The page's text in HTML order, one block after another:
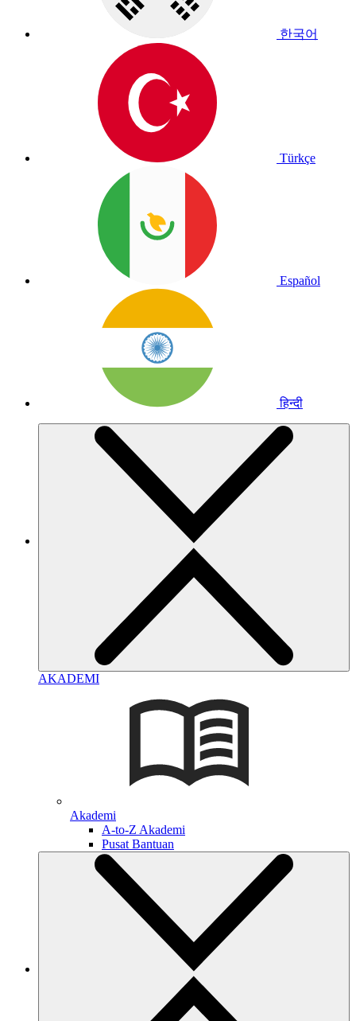
한국어
Türkçe
Español
हिन्दी
AKADEMI
Akademi
A-to-Z Akademi
Pusat Bantuan